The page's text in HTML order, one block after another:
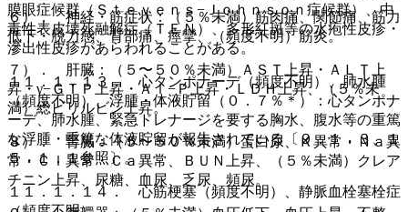
６）． 神経・筋症状：（５％未満）筋肉痛、関節痛、筋力
低下・脱力感、背部痛、痙攣、（頻度不明）筋炎。
７）． 肝臓：（５〜５０％未満）ＡＳＴ上昇・ＡＬＴ上
昇・γ−ＧＴＰ上昇・Ａｌ−Ｐ上昇・ＬＤＨ上昇、（５％未
満）総ビリルビン上昇。
８）． 腎臓：（５〜５０％未満）蛋白尿、Ｋ異常・Ｎａ異
常・Ｃｌ異常・Ｃａ異常、ＢＵＮ上昇、（５％未満）クレア
チニン上昇、尿糖、血尿、乏尿、頻尿。
膜眼症候群（Ｓｔｅｖｅｎｓ−Ｊｏｈｎｓｏｎ症候群）、中
毒性表皮壊死融解症（ＴＥＮ）、多形紅斑等の水疱性皮疹・
滲出性皮疹があらわれることがある。
１１．１．１３． 心タンポナーデ（頻度不明）、肺水腫
（頻度不明）、浮腫・体液貯留（０．７％＊）：心タンポナ
ーデ、肺水腫、緊急ドレナージを要する胸水、腹水等の重篤
な浮腫・重篤な体液貯留が報告されている〔９．１．３、１
５．１．１参照〕。
１１．１．１４． 心筋梗塞（頻度不明）、静脈血栓塞栓症